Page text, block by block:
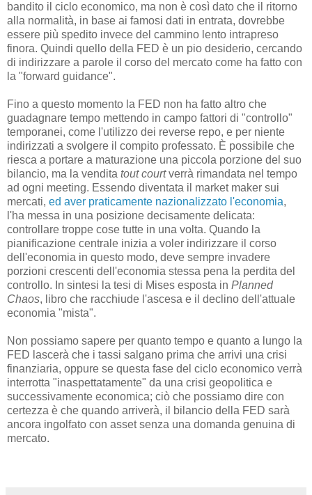
bandito il ciclo economico, ma non è così dato che il ritorno
alla normalità, in base ai famosi dati in entrata, dovrebbe
essere più spedito invece del cammino lento intrapreso
finora. Quindi quello della FED è un pio desiderio, cercando
di indirizzare a parole il corso del mercato come ha fatto con
la "forward guidance".
Fino a questo momento la FED non ha fatto altro che
guadagnare tempo mettendo in campo fattori di "controllo"
temporanei, come l'utilizzo dei reverse repo, e per niente
indirizzati a svolgere il compito professato. È possibile che
riesca a portare a maturazione una piccola porzione del suo
bilancio, ma la vendita tout courtverrà rimandata nel tempo
ad ogni meeting. Essendo diventata il market maker sui
mercati, ed aver praticamente nazionalizzato l'economia,
l'ha messa in una posizione decisamente delicata:
controllare troppe cose tutte in una volta. Quando la
pianificazione centrale inizia a voler indirizzare il corso
dell'economia in questo modo, deve sempre invadere
porzioni crescenti dell'economia stessa pena la perdita del
controllo. In sintesi la tesi di Mises esposta in Planned
Chaos, libro che racchiude l'ascesa e il declino dell'attuale
economia "mista".
Non possiamo sapere per quanto tempo e quanto a lungo la
FED lascerà che i tassi salgano prima che arrivi una crisi
finanziaria, oppure se questa fase del ciclo economico verrà
interrotta "inaspettatamente" da una crisi geopolitica e
successivamente economica; ciò che possiamo dire con
certezza è che quando arriverà, il bilancio della FED sarà
ancora ingolfato con asset senza una domanda genuina di
mercato.